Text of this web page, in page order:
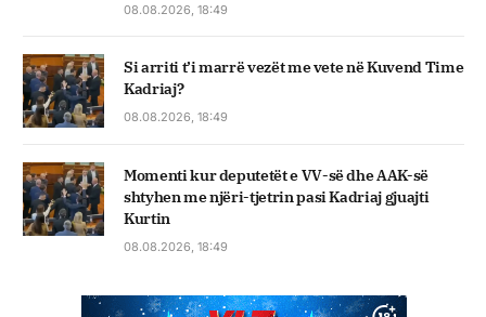
08.08.2026, 18:49
Si arriti t’i marrë vezët me vete në Kuvend Time
Kadriaj?
08.08.2026, 18:49
Momenti kur deputetët e VV-së dhe AAK-së
shtyhen me njëri-tjetrin pasi Kadriaj gjuajti
Kurtin
08.08.2026, 18:49